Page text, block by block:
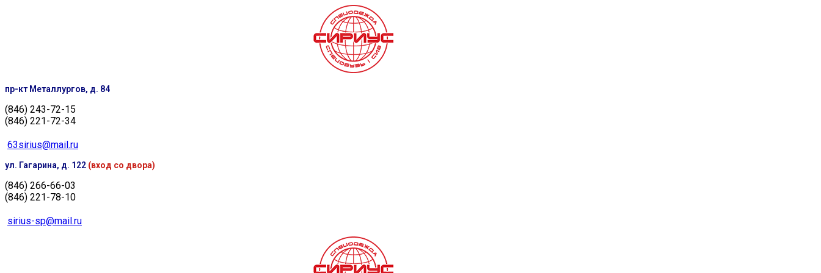
пр-кт Металлургов, д. 84
(846) 243-72-15
(846) 221-72-34
63sirius@mail.ru
ул. Гагарина, д. 122 (вход со двора)
(846) 266-66-03
(846) 221-78-10
sirius-sp@mail.ru